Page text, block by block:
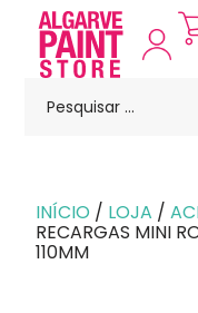
INÍCIO / LOJA /
RECARGAS MINI
110MM